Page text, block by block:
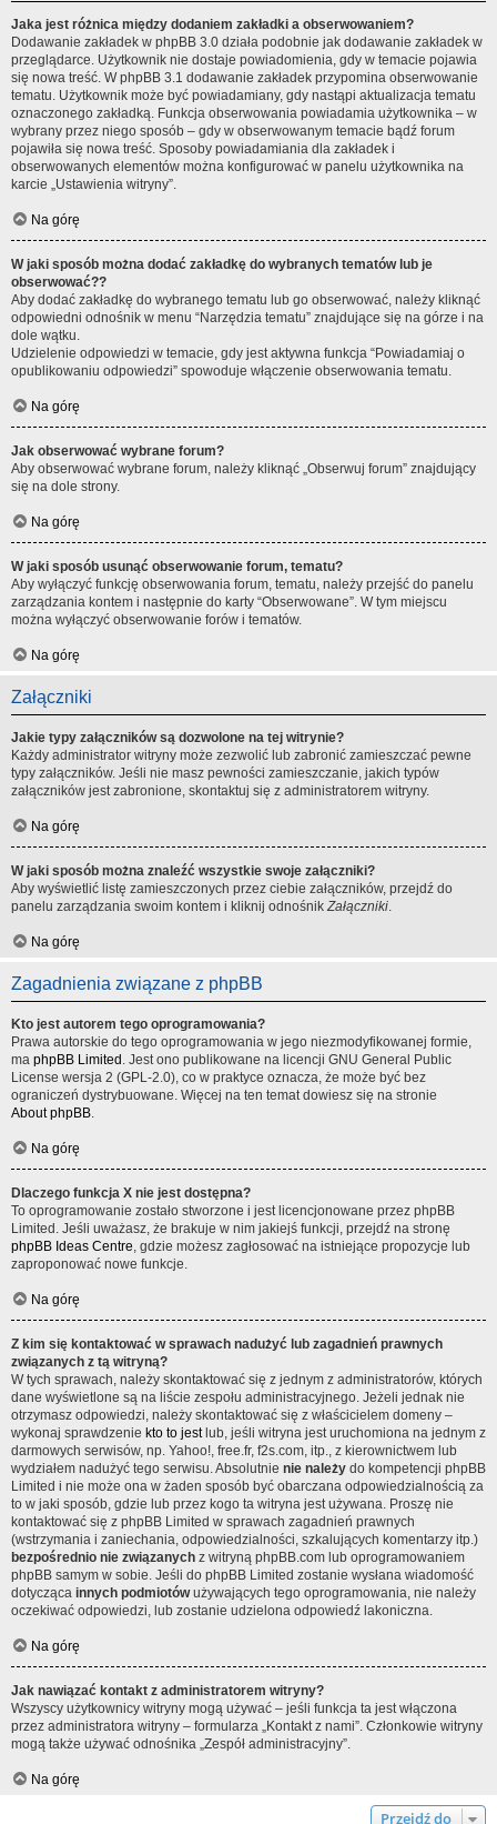
Jaka jest różnica między dodaniem zakładki a obserwowaniem?
Dodawanie zakładek w phpBB 3.0 działa podobnie jak dodawanie zakładek w
przeglądarce. Użytkownik nie dostaje powiadomienia, gdy w temacie pojawia
się nowa treść. W phpBB 3.1 dodawanie zakładek przypomina obserwowanie
tematu. Użytkownik może być powiadamiany, gdy nastąpi aktualizacja tematu
oznaczonego zakładką. Funkcja obserwowania powiadamia użytkownika – w
wybrany przez niego sposób – gdy w obserwowanym temacie bądź forum
pojawiła się nowa treść. Sposoby powiadamiania dla zakładek i
obserwowanych elementów można konfigurować w panelu użytkownika na
karcie „Ustawienia witryny”.
Na górę
W jaki sposób można dodać zakładkę do wybranych tematów lub je
obserwować??
Aby dodać zakładkę do wybranego tematu lub go obserwować, należy kliknąć
odpowiedni odnośnik w menu “Narzędzia tematu” znajdujące się na górze i na
dole wątku.
Udzielenie odpowiedzi w temacie, gdy jest aktywna funkcja “Powiadamiaj o
opublikowaniu odpowiedzi” spowoduje włączenie obserwowania tematu.
Na górę
Jak obserwować wybrane forum?
Aby obserwować wybrane forum, należy kliknąć „Obserwuj forum” znajdujący
się na dole strony.
Na górę
W jaki sposób usunąć obserwowanie forum, tematu?
Aby wyłączyć funkcję obserwowania forum, tematu, należy przejść do panelu
zarządzania kontem i następnie do karty “Obserwowane”. W tym miejscu
można wyłączyć obserwowanie forów i tematów.
Na górę
Załączniki
Jakie typy załączników są dozwolone na tej witrynie?
Każdy administrator witryny może zezwolić lub zabronić zamieszczać pewne
typy załączników. Jeśli nie masz pewności zamieszczanie, jakich typów
załączników jest zabronione, skontaktuj się z administratorem witryny.
Na górę
W jaki sposób można znaleźć wszystkie swoje załączniki?
Aby wyświetlić listę zamieszczonych przez ciebie załączników, przejdź do
panelu zarządzania swoim kontem i kliknij odnośnikZałączniki.
Na górę
Zagadnienia związane z phpBB
Kto jest autorem tego oprogramowania?
Prawa autorskie do tego oprogramowania w jego niezmodyfikowanej formie,
ma phpBB Limited . Jest ono publikowane na licencji GNU General Public
License wersja 2 (GPL-2.0), co w praktyce oznacza, że może być bez
ograniczeń dystrybuowane. Więcej na ten temat dowiesz się na stronie
About phpBB.
Na górę
Dlaczego funkcja X nie jest dostępna?
To oprogramowanie zostało stworzone i jest licencjonowane przez phpBB
Limited. Jeśli uważasz, że brakuje w nim jakiejś funkcji, przejdź na stronę
phpBB Ideas Centre, gdzie możesz zagłosować na istniejące propozycje lub
zaproponować nowe funkcje.
Na górę
Z kim się kontaktować w sprawach nadużyć lub zagadnień prawnych
związanych z tą witryną?
W tych sprawach, należy skontaktować się z jednym z administratorów, których
dane wyświetlone są na liście zespołu administracyjnego. Jeżeli jednak nie
otrzymasz odpowiedzi, należy skontaktować się z właścicielem domeny –
wykonaj sprawdzenie kto to jestlub, jeśli witryna jest uruchomiona na jednym z
darmowych serwisów, np. Yahoo!, free.fr, f2s.com, itp., z kierownictwem lub
wydziałem nadużyć tego serwisu. Absolutnie nie należy do kompetencji phpBB
Limited i nie może ona w żaden sposób być obarczana odpowiedzialnością za
to w jaki sposób, gdzie lub przez kogo ta witryna jest używana. Proszę nie
kontaktować się z phpBB Limited w sprawach zagadnień prawnych
(wstrzymania i zaniechania, odpowiedzialności, szkalujących komentarzy itp.)
bezpośrednio nie związanych z witryną phpBB.com lub oprogramowaniem
phpBB samym w sobie. Jeśli do phpBB Limited zostanie wysłana wiadomość
dotycząca innych podmiotówużywających tego oprogramowania, nie należy
oczekiwać odpowiedzi, lub zostanie udzielona odpowiedź lakoniczna.
Na górę
Jak nawiązać kontakt z administratorem witryny?
Wszyscy użytkownicy witryny mogą używać – jeśli funkcja ta jest włączona
przez administratora witryny – formularza „Kontakt z nami”. Członkowie witryny
mogą także używać odnośnika „Zespół administracyjny”.
Na górę
Przejdź do